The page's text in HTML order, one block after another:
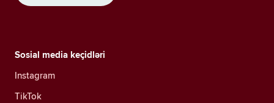
Sosial media keçidləri
Instagram
TikTok